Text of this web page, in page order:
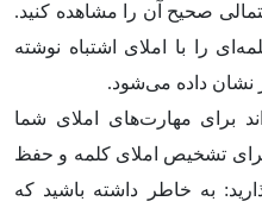
صحیح آن را مشاهده کنید.
را با املای اشتباه نوشته
نشان داده می‌شود.
برای مهارت‌های املای شما
تشخیص املای کلمه و حفظ
به خاطر داشته باشید که